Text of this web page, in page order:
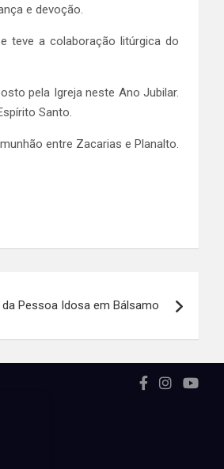
e devoção.
teve a colaboração litúrgica do
pela Igreja neste Ano Jubilar.
Santo.
entre Zacarias e Planalto.
Pessoa Idosa em Bálsamo